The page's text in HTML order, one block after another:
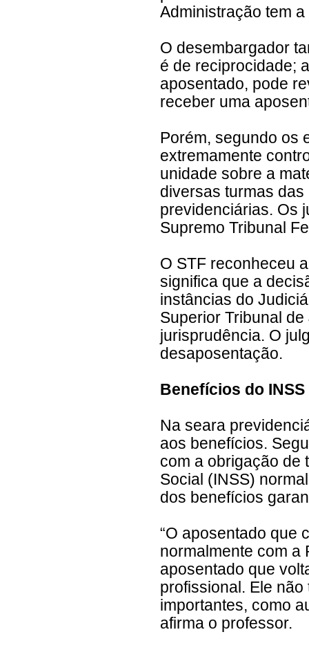
Administração tem
O desembargador
é de reciprocidade;
aposentado, pode
receber uma
Porém, segundo os
extremamente
unidade sobre a
diversas turmas
previdenciárias. Os
Supremo Tribunal
O STF reconheceu
significa que a
instâncias do
Superior Tribunal
jurisprudência. O
desaposentação.
Benefícios do
Na seara
aos benefícios.
com a obrigação de
Social (INSS)
dos benefícios
“O aposentado que
normalmente com a
aposentado que
profissional. Ele
importantes, como
afirma o professor.